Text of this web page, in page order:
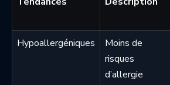
Hypoallergéniques
Moins de
risques
d’allergie